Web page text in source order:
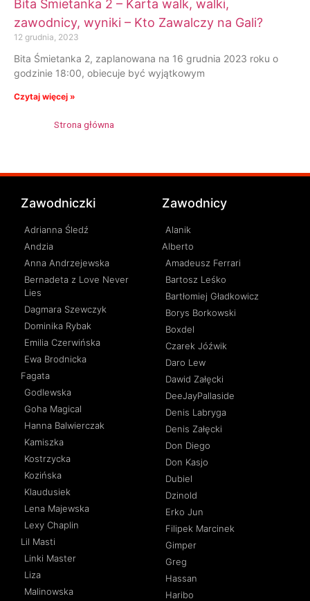
Bita Śmietanka 2 – Karta walk, walki,
zawodnicy, wyniki – Kto Zawalczy na Gali?
12 grudnia, 2023
Bita Śmietanka 2, zaplanowana na 16 grudnia 2023 roku o
godzinie 18:00, obiecuje być wyjątkowym
Czytaj więcej »
Strona główna
Zawodniczki
Adrianna Śledź
Andzia
Anna Andrzejewska
Bernadeta z Love Never
Lies
Dagmara Szewczyk
Dominika Rybak
Emilia Czerwińska
Ewa Brodnicka
Fagata
Godlewska
Goha Magical
Hanna Balwierczak
Kamiszka
Kostrzycka
Kozińska
Klaudusiek
Lena Majewska
Lexy Chaplin
Lil Masti
Linki Master
Liza
Malinowska
Zawodnicy
Alanik
Alberto
Amadeusz Ferrari
Bartosz Leśko
Bartłomiej Gładkowicz
Borys Borkowski
Boxdel
Czarek Jóźwik
Daro Lew
Dawid Załęcki
DeeJayPallaside
Denis Labryga
Denis Załęcki
Don Diego
Don Kasjo
Dubiel
Dzinold
Erko Jun
Filipek Marcinek
Gimper
Greg
Hassan
Haribo